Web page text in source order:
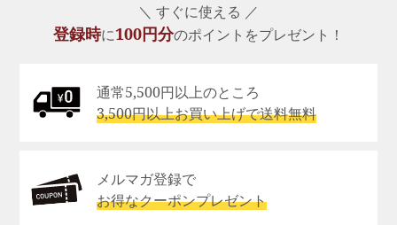
＼ すぐに使える ／
登録時に100円分のポイントをプレゼント！
通常5,500円以上のところ
3,500円以上お買い上げで送料無料
メルマガ登録で
お得なクーポンプレゼント